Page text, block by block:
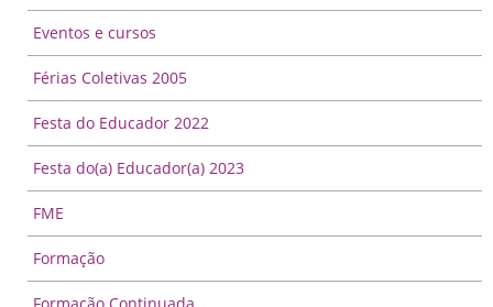
Eventos e cursos
Férias Coletivas 2005
Festa do Educador 2022
Festa do(a) Educador(a) 2023
FME
Formação